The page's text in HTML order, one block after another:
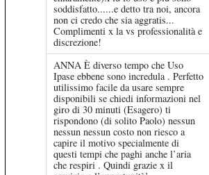
soddisfatto......e detto tra noi, ancora
non ci credo che sia aggratis...
Complimenti x la vs professionalità e
discrezione!
ANNA È diverso tempo che Uso
Ipase ebbene sono incredula . Perfetto
utilissimo facile da usare sempre
disponibili se chiedi informazioni nel
giro di 30 minuti (Esagero) ti
rispondono (di solito Paolo) nessun
nessun nessun costo non riesco a
capire il motivo specialmente di
questi tempi che paghi anche l’aria
che respiri . Quindi grazie x il